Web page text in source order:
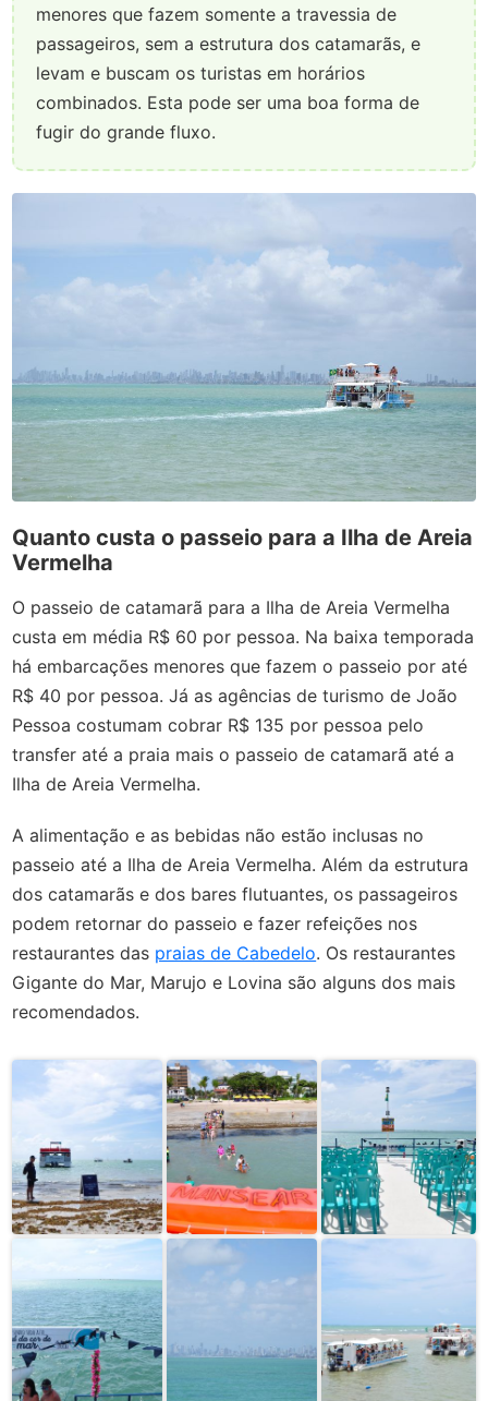
menores que fazem somente a travessia de
passageiros, sem a estrutura dos catamarãs, e
levam e buscam os turistas em horários
combinados. Esta pode ser uma boa forma de
fugir do grande fluxo.
Quanto custa o passeio para a Ilha de Areia
Vermelha
O passeio de catamarã para a Ilha de Areia Vermelha
custa em média R$ 60 por pessoa. Na baixa temporada
há embarcações menores que fazem o passeio por até
R$ 40 por pessoa. Já as agências de turismo de João
Pessoa costumam cobrar R$ 135 por pessoa pelo
transfer até a praia mais o passeio de catamarã até a
Ilha de Areia Vermelha.
A alimentação e as bebidas não estão inclusas no
passeio até a Ilha de Areia Vermelha. Além da estrutura
dos catamarãs e dos bares flutuantes, os passageiros
podem retornar do passeio e fazer refeições nos
restaurantes das praias de Cabedelo. Os restaurantes
Gigante do Mar, Marujo e Lovina são alguns dos mais
recomendados.